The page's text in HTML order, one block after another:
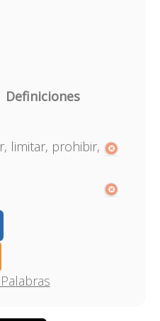
Definiciones
limitar, prohibir,